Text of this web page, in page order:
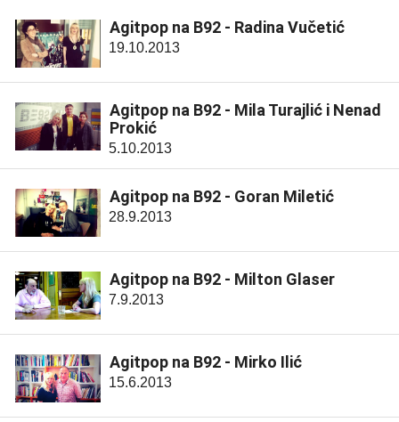
Agitpop na B92 - Radina Vučetić
19.10.2013
Agitpop na B92 - Mila Turajlić i Nenad
Prokić
5.10.2013
Agitpop na B92 - Goran Miletić
28.9.2013
Agitpop na B92 - Milton Glaser
7.9.2013
Agitpop na B92 - Mirko Ilić
15.6.2013